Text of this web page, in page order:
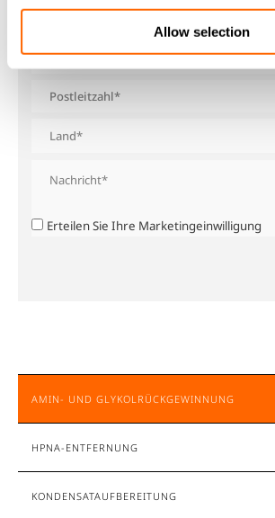
Allow selection
Erteilen Sie Ihre Marketingeinwilligung
AMIN- UND GLYKOLRÜCKGEWINNUNG
HPNA-ENTFERNUNG
KONDENSATAUFBEREITUNG